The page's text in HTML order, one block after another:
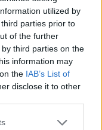
utilized by
parties prior to
of the further
third parties on the
information may
the IAB’s List of
disclose it to other
Ава, го пофали
нарекувајќи го
се залагал за
„Некои од нас
како што
работите